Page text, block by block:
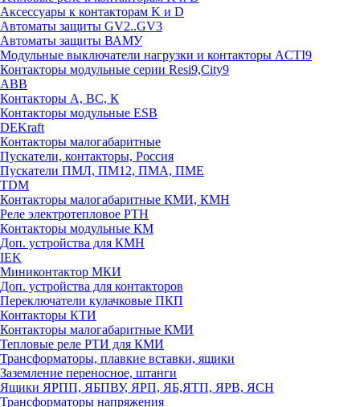
Аксессуары к контакторам K и D
Автоматы защиты GV2..GV3
Автоматы защиты ВАМУ
Модульные выключатели нагрузки и контакторы ACTI9
Контакторы модульные серии Resi9,City9
ABB
Контакторы А, ВС, К
Контакторы модульные ESB
DEKraft
Контакторы малогабаритные
Пускатели, контакторы, Россия
Пускатели ПМЛ, ПМ12, ПМА, ПМЕ
TDM
Контакторы малогабаритные КМИ, КМН
Реле электротепловое РТН
Контакторы модульные КМ
Доп. устройства для КМН
IEK
Миниконтактор МКИ
Доп. устройства для контакторов
Переключатели кулачковые ПКП
Контакторы КТИ
Контакторы малогабаритные КМИ
Тепловые реле РTИ для КМИ
Трансформаторы, плавкие вставки, ящики
Заземление переносное, штанги
Ящики ЯРПП, ЯБПВУ, ЯРП, ЯБ,ЯТП, ЯРВ, ЯСН
Трансформаторы напряжения